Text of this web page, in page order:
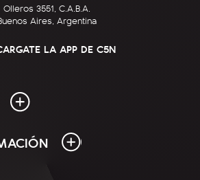
Olleros 3551, C.A.B.A.
Aires, Argentina
LA APP DE C5N